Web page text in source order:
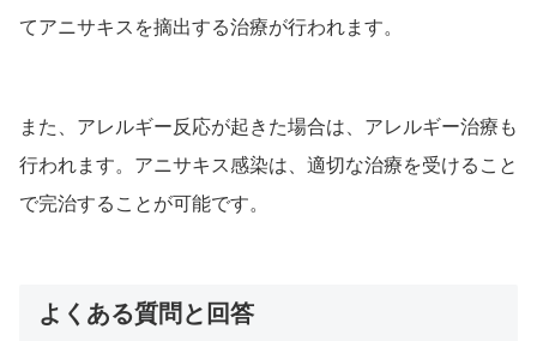
てアニサキスを摘出する治療が行われます。
また、アレルギー反応が起きた場合は、アレルギー治療も
行われます。アニサキス感染は、適切な治療を受けること
で完治することが可能です。
よくある質問と回答